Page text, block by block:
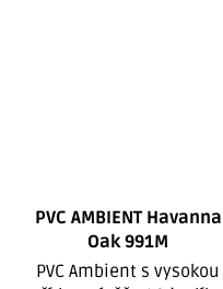
PVC AMBIENT Havanna
Oak 991M
PVC Ambient s vysokou